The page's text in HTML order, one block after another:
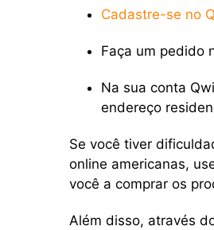
Cadastre-se no
Faça um pedido
Na sua conta
endereço
Se você tiver
online americanas,
você a comprar os
Além disso, através